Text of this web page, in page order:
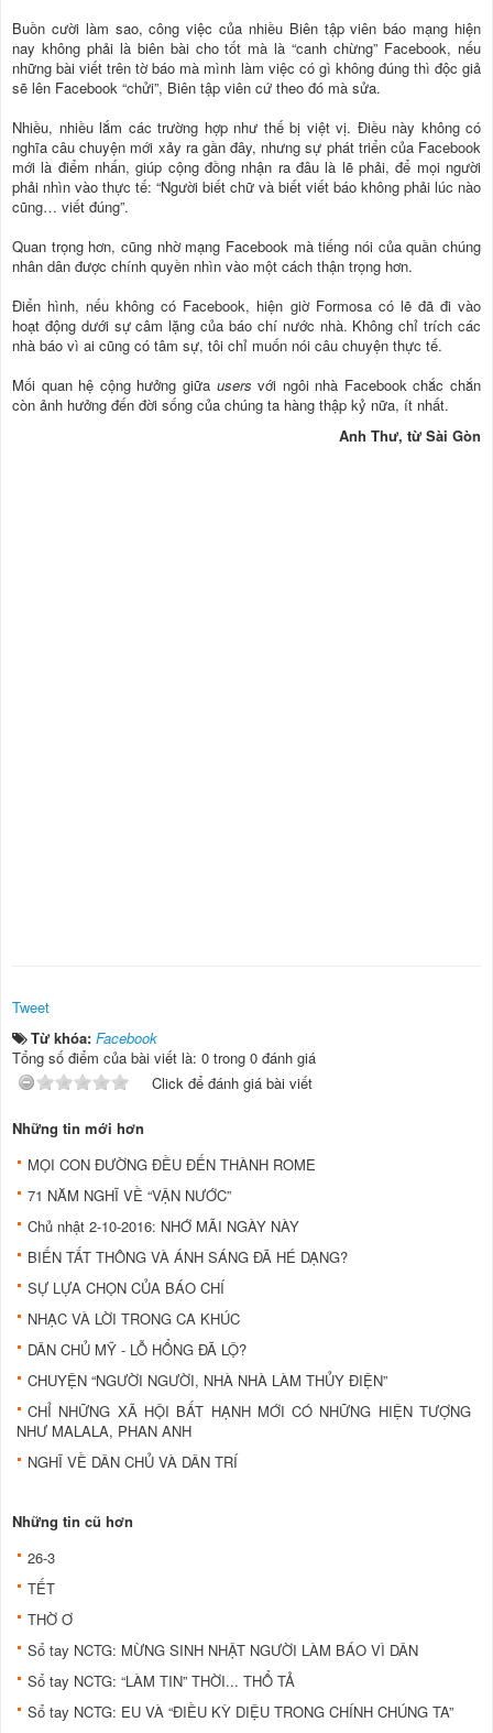
Buồn cười làm sao, công việc của nhiều Biên tập viên báo mạng hiện
nay không phải là biên bài cho tốt mà là “canh chừng” Facebook, nếu
những bài viết trên tờ báo mà mình làm việc có gì không đúng thì độc giả
sẽ lên Facebook “chửi”, Biên tập viên cứ theo đó mà sửa.
Nhiều, nhiều lắm các trường hợp như thế bị việt vị. Điều này không có
nghĩa câu chuyện mới xảy ra gần đây, nhưng sự phát triển của Facebook
mới là điểm nhấn, giúp cộng đồng nhận ra đâu là lẽ phải, để mọi người
phải nhìn vào thực tế: “Người biết chữ và biết viết báo không phải lúc nào
cũng… viết đúng”.
Quan trọng hơn, cũng nhờ mạng Facebook mà tiếng nói của quần chúng
nhân dân được chính quyền nhìn vào một cách thận trọng hơn.
Điển hình, nếu không có Facebook, hiện giờ Formosa có lẽ đã đi vào
hoạt động dưới sự câm lặng của báo chí nước nhà. Không chỉ trích các
nhà báo vì ai cũng có tâm sự, tôi chỉ muốn nói câu chuyện thực tế.
Mối quan hệ cộng hưởng giữa users với ngôi nhà Facebook chắc chắn
còn ảnh hưởng đến đời sống của chúng ta hàng thập kỷ nữa, ít nhất.
Anh Thư, từ Sài Gòn
Tweet
Từ khóa: Facebook
Tổng số điểm của bài viết là: 0 trong 0 đánh giá
Click để đánh giá bài viết
Những tin mới hơn
MỌI CON ĐƯỜNG ĐỀU ĐẾN THÀNH ROME
71 NĂM NGHĨ VỀ “VẬN NƯỚC”
Chủ nhật 2-10-2016: NHỚ MÃI NGÀY NÀY
BIẾN TẤT THÔNG VÀ ÁNH SÁNG ĐÃ HÉ DẠNG?
SỰ LỰA CHỌN CỦA BÁO CHÍ
NHẠC VÀ LỜI TRONG CA KHÚC
DÂN CHỦ MỸ - LỖ HỔNG ĐÃ LỘ?
CHUYỆN “NGƯỜI NGƯỜI, NHÀ NHÀ LÀM THỦY ĐIỆN”
CHỈ NHỮNG XÃ HỘI BẤT HẠNH MỚI CÓ NHỮNG HIỆN TƯỢNG
NHƯ MALALA, PHAN ANH
NGHĨ VỀ DÂN CHỦ VÀ DÂN TRÍ
Những tin cũ hơn
26-3
TẾT
THỜ Ơ
Sổ tay NCTG: MỪNG SINH NHẬT NGƯỜI LÀM BÁO VÌ DÂN
Sổ tay NCTG: “LÀM TIN” THỜI... THỔ TẢ
Sổ tay NCTG: EU VÀ “ĐIỀU KỲ DIỆU TRONG CHÍNH CHÚNG TA”